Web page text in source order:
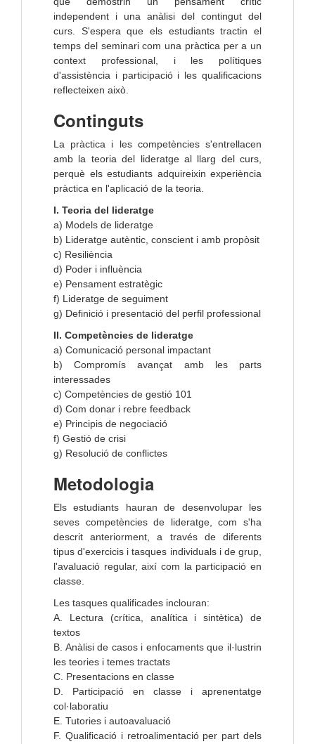
independent i una anàlisi del contingut del
curs. S'espera que els estudiants tractin el
temps del seminari com una pràctica per a un
context professional, i les polítiques
d'assistència i participació i les qualificacions
reflecteixen això.
Continguts
La pràctica i les competències s'entrellacen
amb la teoria del lideratge al llarg del curs,
perquè els estudiants adquireixin experiència
pràctica en l'aplicació de la teoria.
I. Teoria del lideratge
a) Models de lideratge
b) Lideratge autèntic, conscient i amb propòsit
c) Resiliència
d) Poder i influència
e) Pensament estratègic
f) Lideratge de seguiment
g) Definició i presentació del perfil professional
II. Competències de lideratge
a) Comunicació personal impactant
b) Compromís avançat amb les parts
interessades
c) Competències de gestió 101
d) Com donar i rebre feedback
e) Principis de negociació
f) Gestió de crisi
g) Resolució de conflictes
Metodologia
Els estudiants hauran de desenvolupar les
seves competències de lideratge, com s'ha
descrit anteriorment, a través de diferents
tipus d'exercicis i tasques individuals i de grup,
l'avaluació regular, així com la participació en
classe.
Les tasques qualificades inclouran:
A. Lectura (crítica, analítica i sintètica) de
textos
B. Anàlisi de casos i enfocaments que il·lustrin
les teories i temes tractats
C. Presentacions en classe
D. Participació en classe i aprenentatge
col·laboratiu
E. Tutories i autoavaluació
F. Qualificació i retroalimentació per part dels